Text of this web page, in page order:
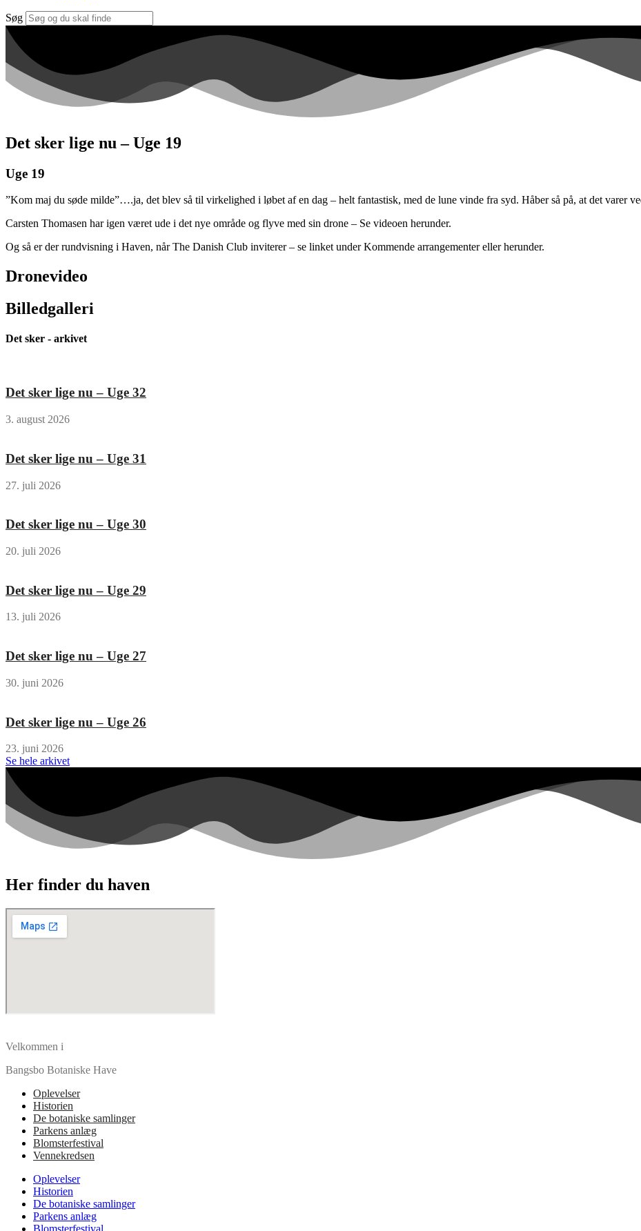
Søg
Det sker lige nu – Uge 19
Uge 19
”Kom maj du søde milde”….ja, det blev så til virkelighed i løbet af en dag – helt fantastisk, med de lune vinde fra syd. Håber så på, at det varer
Carsten Thomasen har igen været ude i det nye område og flyve med sin drone – Se videoen herunder.
Og så er der rundvisning i Haven, når The Danish Club inviterer – se linket under Kommende arrangementer eller herunder.
Dronevideo
Billedgalleri
Det sker - arkivet
Det sker lige nu – Uge 32
3. august 2026
Det sker lige nu – Uge 31
27. juli 2026
Det sker lige nu – Uge 30
20. juli 2026
Det sker lige nu – Uge 29
13. juli 2026
Det sker lige nu – Uge 27
30. juni 2026
Det sker lige nu – Uge 26
23. juni 2026
Se hele arkivet
Her finder du haven
Velkommen i
Bangsbo Botaniske Have
Oplevelser
Historien
De botaniske samlinger
Parkens anlæg
Blomsterfestival
Vennekredsen
Oplevelser
Historien
De botaniske samlinger
Parkens anlæg
Blomsterfestival